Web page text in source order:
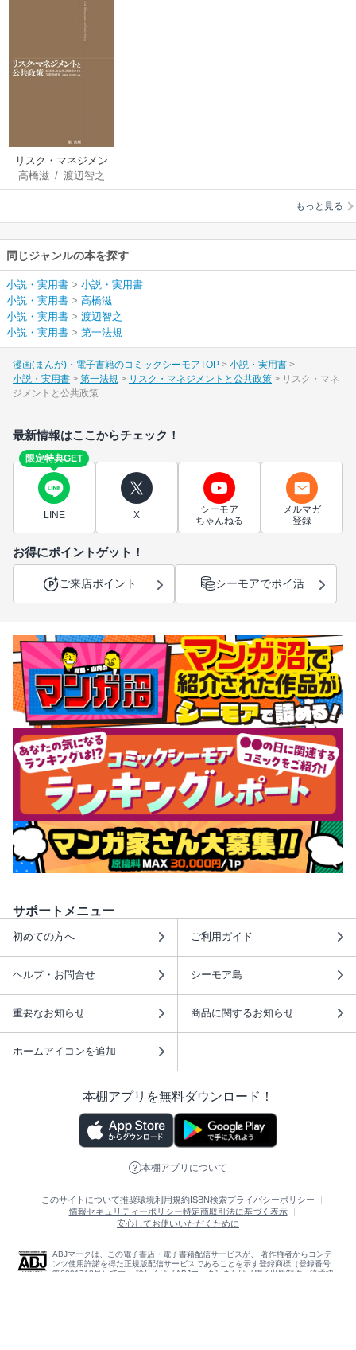
リスク・マネジメン
トと公共政策
高橋滋 /渡辺智之
もっと見る
同じジャンルの本を探す
小説・実用書 > 小説・実用書
小説・実用書 > 高橋滋
小説・実用書 > 渡辺智之
小説・実用書 > 第一法規
漫画(まんが)・電子書籍のコミックシーモアTOP
小説・実用書
小説・実用書
第一法規 リスク・マネジメントと公共政策
リスク・マネ
ジメントと公共政策
最新情報はここからチェック！
限定特典GET
LINE X
シーモア
ちゃんねる
メルマガ
登録
お得にポイントゲット！
ご来店ポイント シーモアでポイ活
サポートメニュー
初めての方へ ご利用ガイド
ヘルプ・お問合せ シーモア島
重要なお知らせ 商品に関するお知らせ
ホームアイコンを追加
本棚アプリを無料ダウンロード！
本棚アプリについて
このサイトについて推奨環境利用規約ISBN検索プライバシーポリシー
情報セキュリティーポリシー特定商取引法に基づく表示
安心してお使いいただくために
ABJマークは、この電子書店・電子書籍配信サービスが、 著作権者からコンテ
ンツ使用許諾を得た正規版配信サービスであることを示す登録商標（登録番号
第6091713号）です。 詳しくは［ABJマーク］または［電子出版制作・流通協